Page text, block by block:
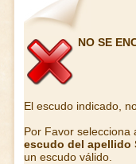
NO SE
El escudo indicado,
Por Favor
escudo del apellido
un escudo válido.